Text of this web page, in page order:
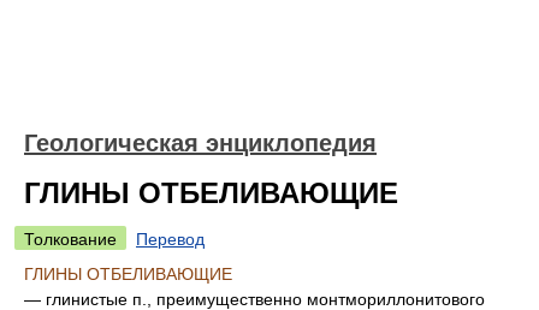
Геологическая энциклопедия
ГЛИНЫ ОТБЕЛИВАЮЩИЕ
Толкование
Перевод
ГЛИНЫ ОТБЕЛИВАЮЩИЕ
— глинистые п., преимущественно монтмориллонитового